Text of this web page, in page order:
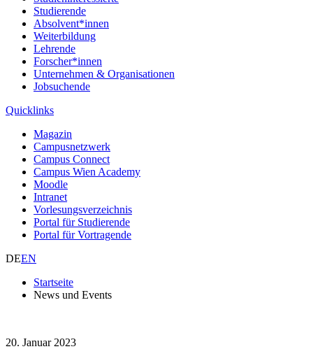
Studierende
Absolvent*innen
Weiterbildung
Lehrende
Forscher*innen
Unternehmen & Organisationen
Jobsuchende
Quicklinks
Magazin
Campusnetzwerk
Campus Connect
Campus Wien Academy
Moodle
Intranet
Vorlesungsverzeichnis
Portal für Studierende
Portal für Vortragende
DEEN
Startseite
News und Events
20. Januar 2023